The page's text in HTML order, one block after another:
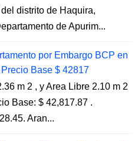
distrito de Haquira,
de Apurim...
por Embargo BCP en
Base $ 42817
m 2 , y Area Libre 2.10 m 2
Base: $ 42,817.87 .
Aran...